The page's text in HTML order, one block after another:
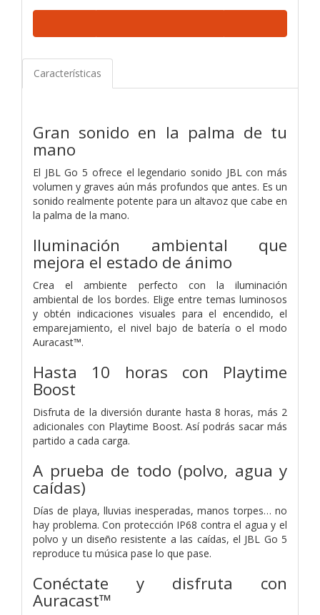
Características
Gran sonido en la palma de tu
mano
El JBL Go 5 ofrece el legendario sonido JBL con más
volumen y graves aún más profundos que antes. Es un
sonido realmente potente para un altavoz que cabe en
la palma de la mano.
Iluminación ambiental que
mejora el estado de ánimo
Crea el ambiente perfecto con la iluminación
ambiental de los bordes. Elige entre temas luminosos
y obtén indicaciones visuales para el encendido, el
emparejamiento, el nivel bajo de batería o el modo
Auracast™.
Hasta 10 horas con Playtime
Boost
Disfruta de la diversión durante hasta 8 horas, más 2
adicionales con Playtime Boost. Así podrás sacar más
partido a cada carga.
A prueba de todo (polvo, agua y
caídas)
Días de playa, lluvias inesperadas, manos torpes… no
hay problema. Con protección IP68 contra el agua y el
polvo y un diseño resistente a las caídas, el JBL Go 5
reproduce tu música pase lo que pase.
Conéctate y disfruta con
Auracast™